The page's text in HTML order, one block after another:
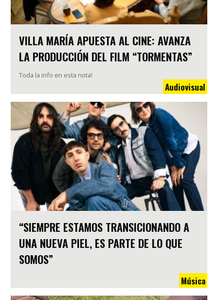
VILLA MARÍA APUESTA AL CINE: AVANZA
LA PRODUCCIÓN DEL FILM “TORMENTAS”
Toda la info en esta nota!
Audiovisual
“SIEMPRE ESTAMOS TRANSICIONANDO A
UNA NUEVA PIEL, ES PARTE DE LO QUE
SOMOS”
Música